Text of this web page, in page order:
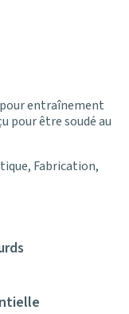
pour entraînement
pour être soudé au
Fabrication,